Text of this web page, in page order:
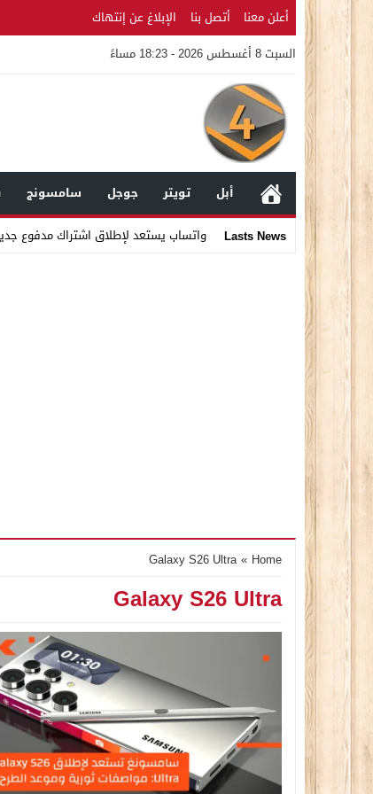
أعلن معنا أتصل بنا
الإبلاغ عن إنتهاك
السبت 8 أغسطس 2026 - 18:23 مساءً
أبل تويتر جوجل سامسونج
Lasts News
واتساب يستعد لإطلاق اشتراك مدفوع
Home
»
Galaxy S26 Ultra
Galaxy S26 Ultra